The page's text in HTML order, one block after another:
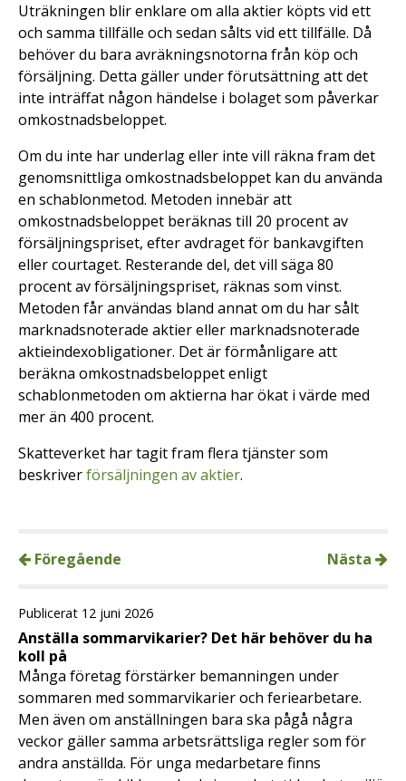
Uträkningen blir enklare om alla aktier köpts vid ett
och samma tillfälle och sedan sålts vid ett tillfälle. Då
behöver du bara avräkningsnotorna från köp och
försäljning. Detta gäller under förutsättning att det
inte inträffat någon händelse i bolaget som påverkar
omkostnadsbeloppet.
Om du inte har underlag eller inte vill räkna fram det
genomsnittliga omkostnadsbeloppet kan du använda
en schablonmetod. Metoden innebär att
omkostnadsbeloppet beräknas till 20 procent av
försäljningspriset, efter avdraget för bankavgiften
eller courtaget. Resterande del, det vill säga 80
procent av försäljningspriset, räknas som vinst.
Metoden får användas bland annat om du har sålt
marknadsnoterade aktier eller marknadsnoterade
aktieindexobligationer. Det är förmånligare att
beräkna omkostnadsbeloppet enligt
schablonmetoden om aktierna har ökat i värde med
mer än 400 procent.
Skatteverket har tagit fram flera tjänster som
beskriverförsäljningen av aktier.
Föregående Nästa
Publicerat 12 juni 2026
Anställa sommarvikarier? Det här behöver du ha
koll på
Många företag förstärker bemanningen under
sommaren med sommarvikarier och feriearbetare.
Men även om anställningen bara ska pågå några
veckor gäller samma arbetsrättsliga regler som för
andra anställda. För unga medarbetare finns